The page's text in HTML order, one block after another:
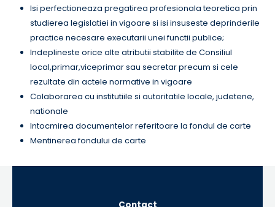
Isi perfectioneaza pregatirea profesionala teoretica prin
studierea legislatiei in vigoare si isi insuseste deprinderile
practice necesare executarii unei functii publice;
Indeplineste orice alte atributii stabilite de Consiliul
local,primar,viceprimar sau secretar precum si cele
rezultate din actele normative in vigoare
Colaborarea cu institutiile si autoritatile locale, judetene,
nationale
Intocmirea documentelor referitoare la fondul de carte
Mentinerea fondului de carte